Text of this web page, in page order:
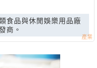
食品與休閒娛樂用品廠
商。